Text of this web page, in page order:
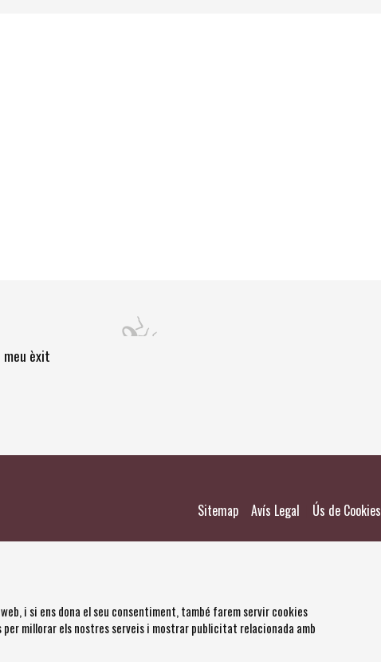
èxit
Sitemap Avís Legal Ús de Cookies
i si ens dona el seu consentiment, també farem servir cookies
millorar els nostres serveis i mostrar publicitat relacionada amb